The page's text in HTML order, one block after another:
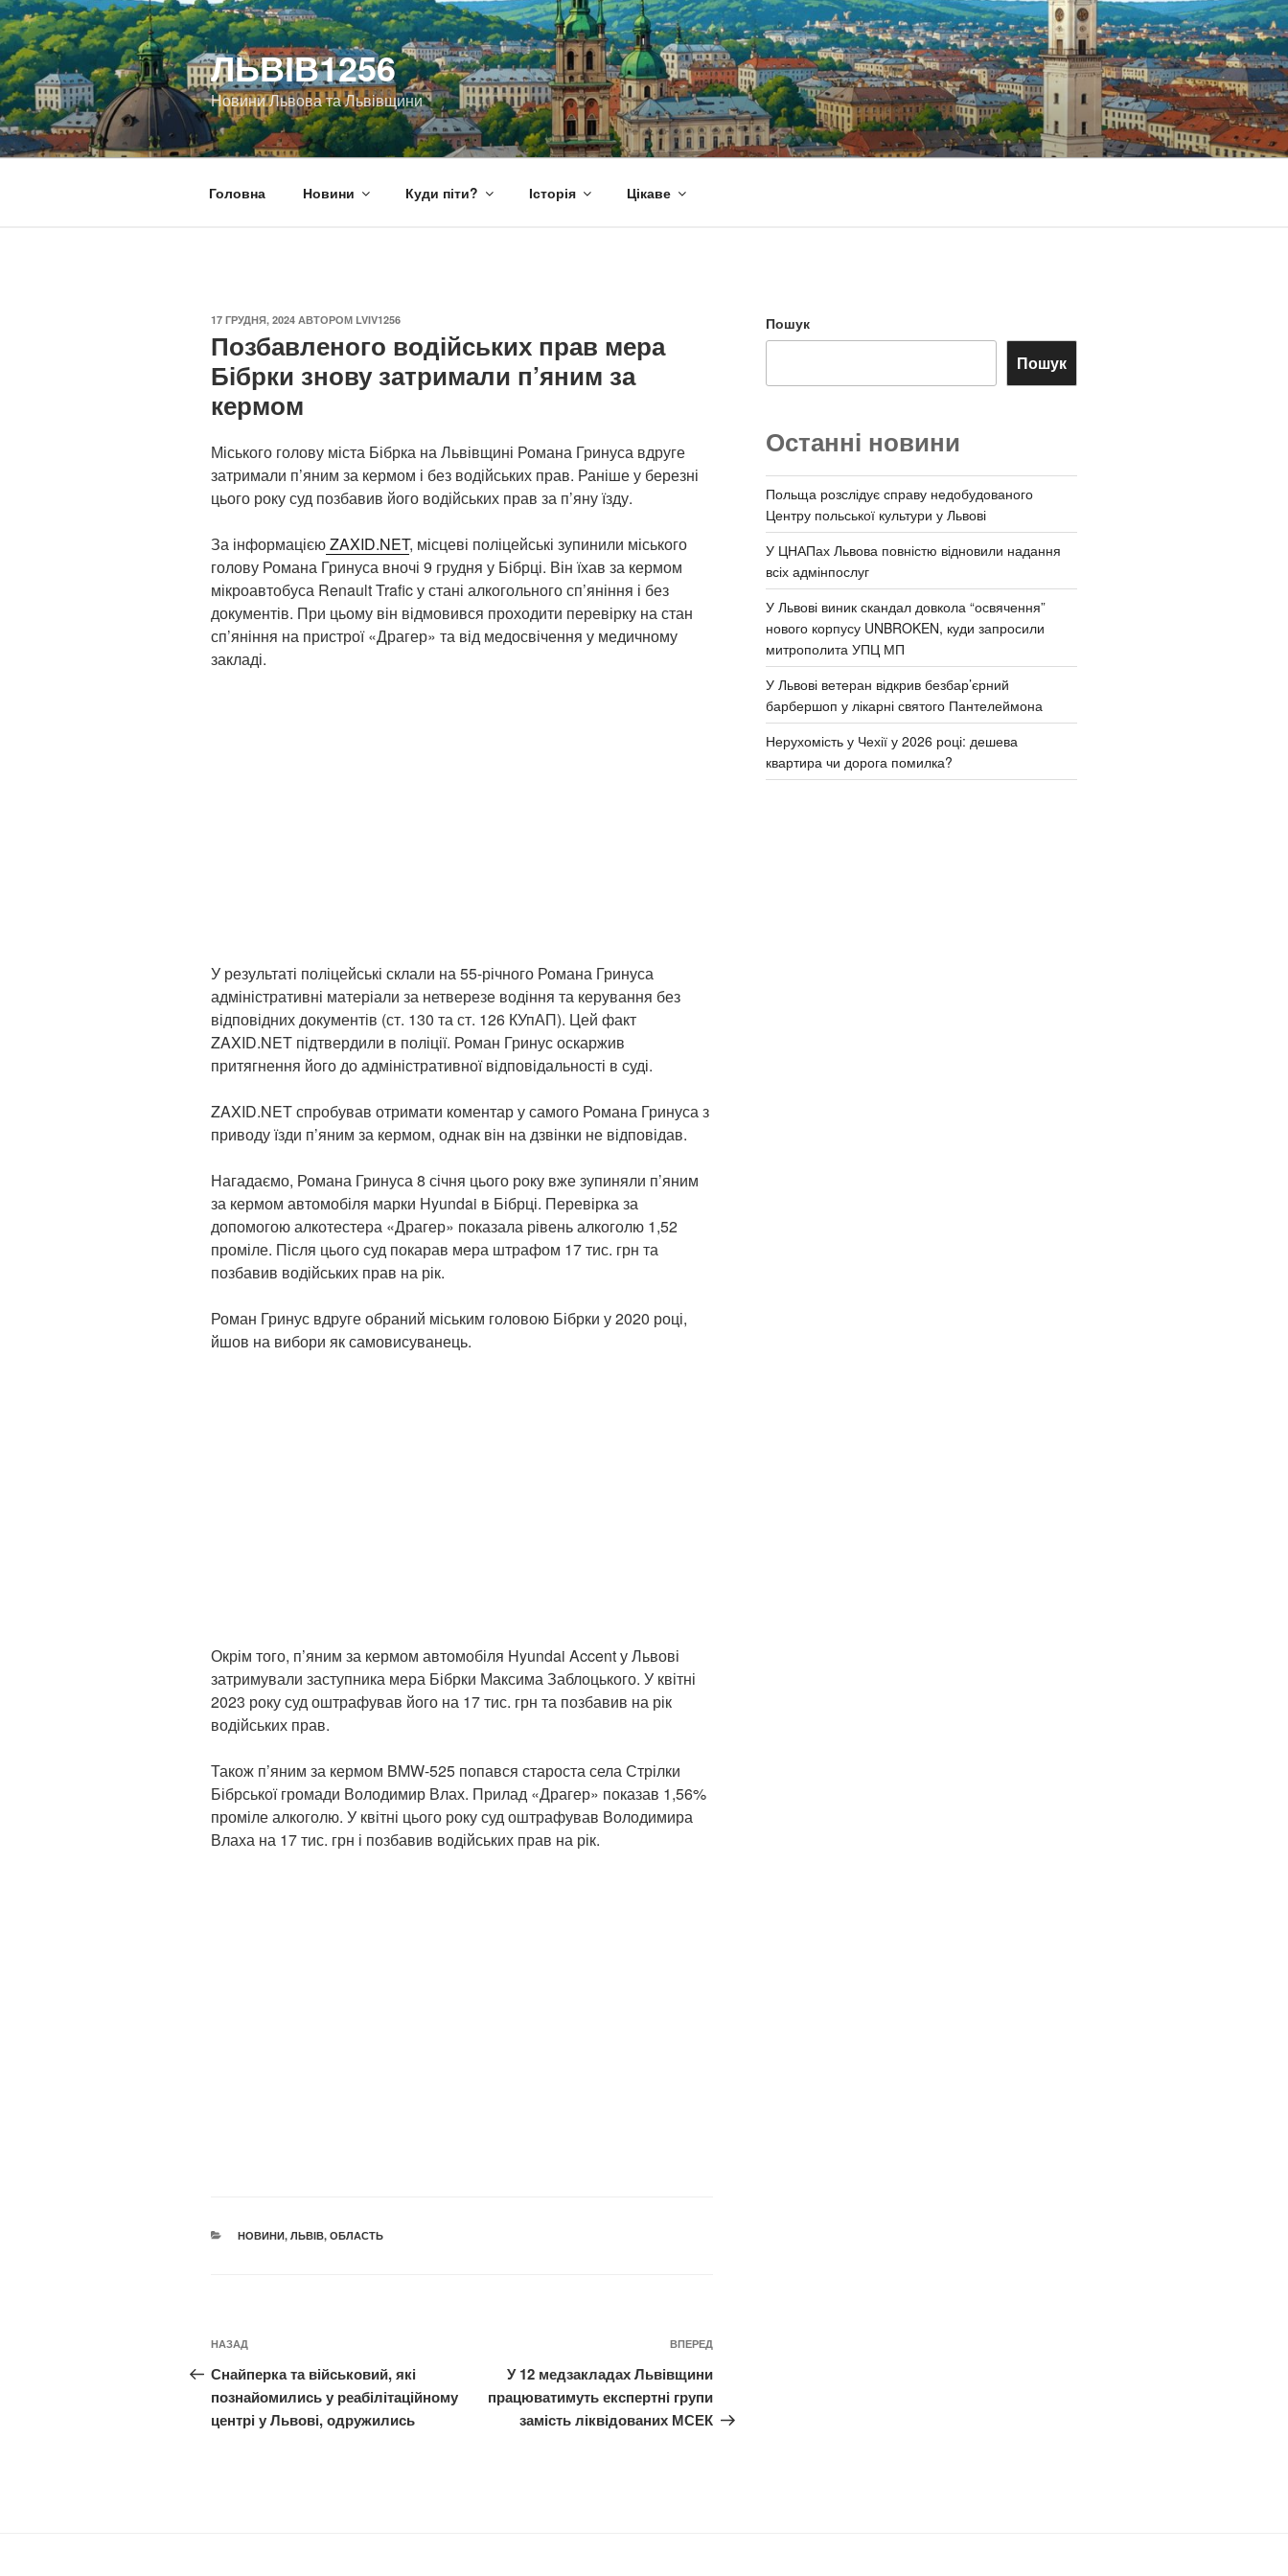
Перейти
до
вмісту
ЛЬВІВ1256
Новини Львова та Львівщини
Головна Новини Куди піти? Історія Цікаве
ОПУБЛІКОВАНО
17 ГРУДНЯ, 2024 АВТОРОМ LVIV1256
Позбавленого водійських прав мера
Бібрки знову затримали п’яним за
кермом
Міського голову міста Бібрка на Львівщині Романа Гринуса вдруге
затримали п’яним за кермом і без водійських прав. Раніше у березні
цього року суд позбавив його водійських прав за п’яну їзду.
За інформацієюZAXID.NET, місцеві поліцейські зупинили міського
голову Романа Гринуса вночі 9 грудня у Бібрці. Він їхав за кермом
мікроавтобуса Renault Trafic у стані алкогольного сп’яніння і без
документів. При цьому він відмовився проходити перевірку на стан
сп’яніння на пристрої «Драгер» та від медосвічення у медичному
закладі.
У результаті поліцейські склали на 55-річного Романа Гринуса
адміністративні матеріали за нетверезе водіння та керування без
відповідних документів (ст. 130 та ст. 126 КУпАП). Цей факт
ZAXID.NET підтвердили в поліції. Роман Гринус оскаржив
притягнення його до адміністративної відповідальності в суді.
ZAXID.NET спробував отримати коментар у самого Романа Гринуса з
приводу їзди п’яним за кермом, однак він на дзвінки не відповідав.
Нагадаємо, Романа Гринуса 8 січня цього року вже зупиняли п’яним
за кермом автомобіля марки Hyundai в Бібрці. Перевірка за
допомогою алкотестера «Драгер» показала рівень алкоголю 1,52
проміле. Після цього суд покарав мера штрафом 17 тис. грн та
позбавив водійських прав на рік.
Роман Гринус вдруге обраний міським головою Бібрки у 2020 році,
йшов на вибори як самовисуванець.
Окрім того, п’яним за кермом автомобіля Hyundai Accent у Львові
затримували заступника мера Бібрки Максима Заблоцького. У квітні
2023 року суд оштрафував його на 17 тис. грн та позбавив на рік
водійських прав.
Також п’яним за кермом BMW-525 попався староста села Стрілки
Бібрської громади Володимир Влах. Прилад «Драгер» показав 1,56%
проміле алкоголю. У квітні цього року суд оштрафував Володимира
Влаха на 17 тис. грн і позбавив водійських прав на рік.
КАТЕГОРІЇ
НОВИНИ, ЛЬВІВ, ОБЛАСТЬ
Навігація
записів
Попередній
запис:
НАЗАД
Снайперка та військовий, які
познайомились у реабілітаційному
центрі у Львові, одружились
Наступний
запис
ВПЕРЕД
У 12 медзакладах Львівщини
працюватимуть експертні групи
замість ліквідованих МСЕК
Пошук
Пошук
Останні новини
Польща розслідує справу недобудованого
Центру польської культури у Львові
У ЦНАПах Львова повністю відновили надання
всіх адмінпослуг
У Львові виник скандал довкола “освячення”
нового корпусу UNBROKEN, куди запросили
митрополита УПЦ МП
У Львові ветеран відкрив безбар’єрний
барбершоп у лікарні святого Пантелеймона
Нерухомість у Чехії у 2026 році: дешева
квартира чи дорога помилка?